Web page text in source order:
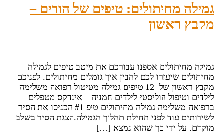
גמילה מחיתולים: טיפים של הורים –
מקבץ ראשון
גמילה מחיתולים אספנו עבורכם את מיטב טיפים לגמילה
מחיתולים שיעזרו לכם להבין איך גומלים מחיתולים. לפניכם
מקבץ ראשון של 12 טיפים גמילה מטיטול רפואה משלימה
לילדים וטיפול הוליסטי לילדים חמניה – אינדקס מטפלים
ברפואה משלימה גמילה מחיתולים טיפ #1 הכניסו את הסיר
לשירותים עוד לפני תחילת תהליך הגמילה.הצגת הסיר בשלב
מוקדם. על ידי כך שהוא נמצא […]